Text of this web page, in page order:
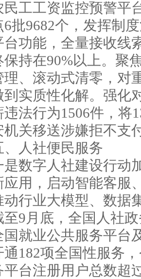
民工工资监控预警平
6批9682个，发挥制
台功能，全量接收线
保持在90%以上。聚
理、滚动式清零，对
到实质性化解。强化
违法行为1506件，将
机关移送涉嫌拒不支
社便民服务
字人社建设行动加
应用，启动智能客服
动行业大模型、数据
至9月底，全国人社
国就业公共服务平台
通182项全国性服务
平台注册用户总数超